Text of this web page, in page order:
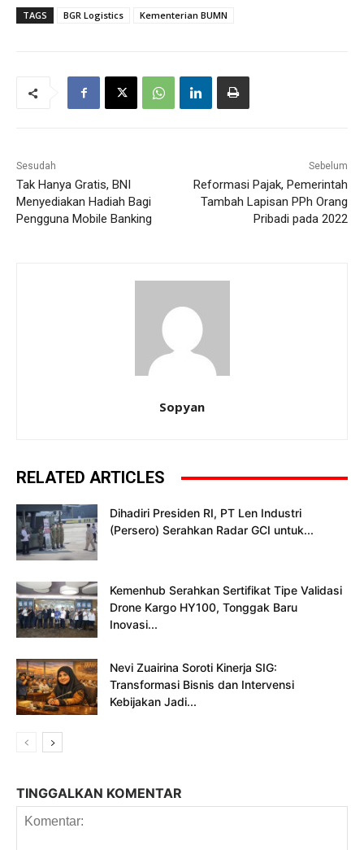
TAGS BGR Logistics Kementerian BUMN
Sesudah
Tak Hanya Gratis, BNI
Menyediakan Hadiah Bagi
Pengguna Mobile Banking
Sebelum
Reformasi Pajak, Pemerintah
Tambah Lapisan PPh Orang
Pribadi pada 2022
Sopyan
RELATED ARTICLES
Dihadiri Presiden RI, PT Len Industri
(Persero) Serahkan Radar GCI untuk...
Kemenhub Serahkan Sertifikat Tipe Validasi
Drone Kargo HY100, Tonggak Baru
Inovasi...
Nevi Zuairina Soroti Kinerja SIG:
Transformasi Bisnis dan Intervensi
Kebijakan Jadi...
TINGGALKAN KOMENTAR